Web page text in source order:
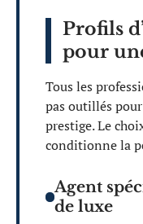
Profils
pour
Tous les
pas outillés
prestige. Le
conditionne la
Agent
de luxe